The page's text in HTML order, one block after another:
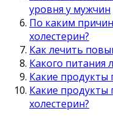
уровня у мужчин
По каким
холестерин?
Как лечить
Какого питания
Какие продукты
Какие
холестерин?